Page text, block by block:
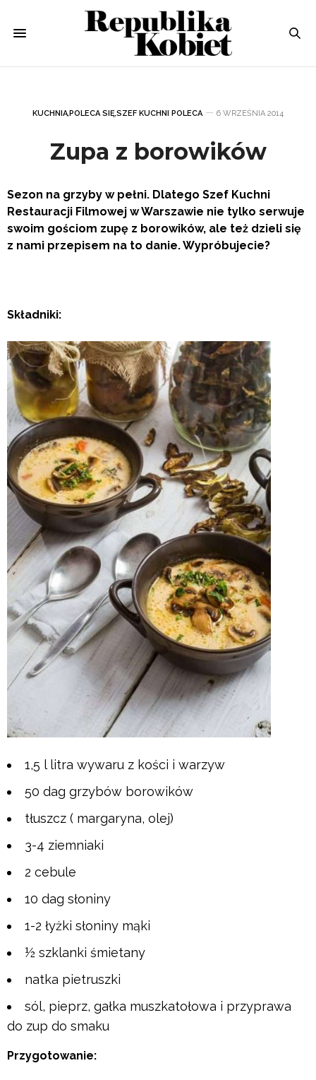
KUCHNIA,POLECA SIĘ,SZEF KUCHNI POLECA 6 WRZEŚNIA 2014
Zupa z borowików
Sezon na grzyby w pełni. Dlatego Szef Kuchni
Restauracji Filmowej w Warszawie nie tylko serwuje
swoim gościom zupę z borowików, ale też dzieli się
z nami przepisem na to danie. Wypróbujecie?
Składniki:
1,5 l litra wywaru z kości i warzyw
50 dag grzybów borowików
tłuszcz ( margaryna, olej)
3-4 ziemniaki
2 cebule
10 dag słoniny
1-2 łyżki słoniny mąki
½ szklanki śmietany
natka pietruszki
sól, pieprz, gałka muszkatołowa i przyprawa
do zup do smaku
Przygotowanie: